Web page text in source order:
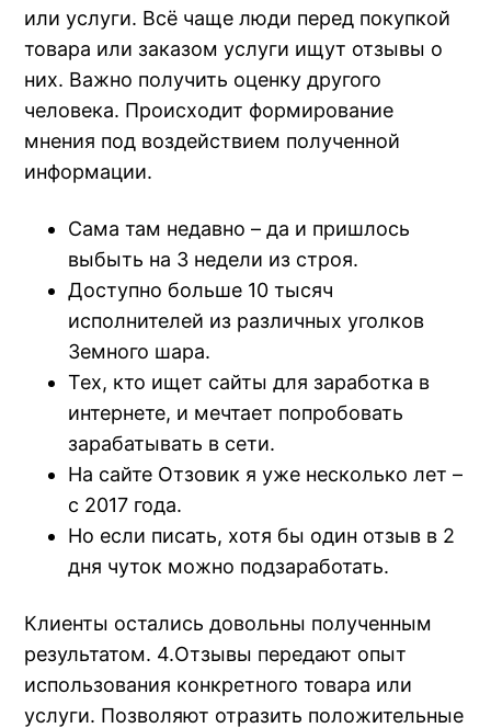
или услуги. Всё чаще люди перед покупкой
товара или заказом услуги ищут отзывы о
них. Важно получить оценку другого
человека. Происходит формирование
мнения под воздействием полученной
информации.
Сама там недавно – да и пришлось
выбыть на 3 недели из строя.
Доступно больше 10 тысяч
исполнителей из различных уголков
Земного шара.
Тех, кто ищет сайты для заработка в
интернете, и мечтает попробовать
зарабатывать в сети.
На сайте Отзовик я уже несколько лет –
с 2017 года.
Но если писать, хотя бы один отзыв в 2
дня чуток можно подзаработать.
Клиенты остались довольны полученным
результатом. 4.Отзывы передают опыт
использования конкретного товара или
услуги. Позволяют отразить положительные